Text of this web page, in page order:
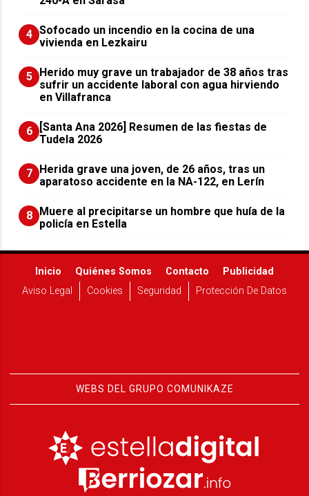
4 Sofocado un incendio en la cocina de una
vivienda en Lezkairu
5 Herido muy grave un trabajador de 38 años tras
sufrir un accidente laboral con agua hirviendo
en Villafranca
6
[Santa Ana 2026] Resumen de las fiestas de
Tudela 2026
7 Herida grave una joven, de 26 años, tras un
aparatoso accidente en la NA-122, en Lerín
8 Muere al precipitarse un hombre que huía de la
policía en Estella
Inicio Quiénes Somos Contacto
Publicidad
Aviso Legal
Cookies Seguridad Protección De Datos
WEBS DEL GRUPO COMUNIKAZE